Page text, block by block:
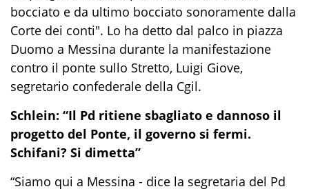
bocciato e da ultimo bocciato sonoramente dalla
Corte dei conti". Lo ha detto dal palco in piazza
Duomo a Messina durante la manifestazione
contro il ponte sullo Stretto, Luigi Giove,
segretario confederale della Cgil.
Schlein: “Il Pd ritiene sbagliato e dannoso il
progetto del Ponte, il governo si fermi.
Schifani? Si dimetta”
“Siamo qui a Messina - dice la segretaria del Pd